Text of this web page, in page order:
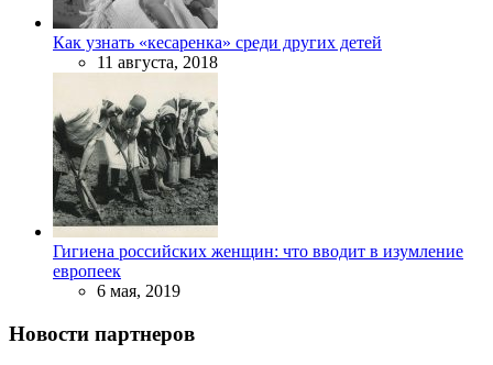
Как узнать «кесаренка» среди других детей
11 августа, 2018
Гигиена российских женщин: что вводит в изумление
европеек
6 мая, 2019
Новости партнеров